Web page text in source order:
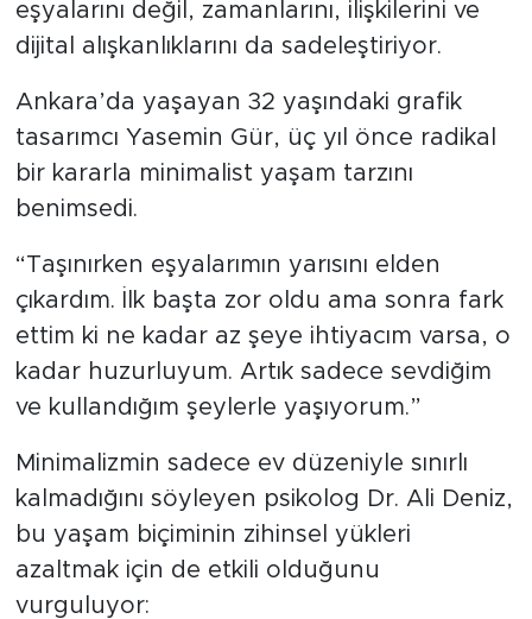
eşyalarını değil, zamanlarını, ilişkilerini ve
dijital alışkanlıklarını da sadeleştiriyor.
Ankara’da yaşayan 32 yaşındaki grafik
tasarımcı Yasemin Gür, üç yıl önce radikal
bir kararla minimalist yaşam tarzını
benimsedi.
“Taşınırken eşyalarımın yarısını elden
çıkardım. İlk başta zor oldu ama sonra fark
ettim ki ne kadar az şeye ihtiyacım varsa, o
kadar huzurluyum. Artık sadece sevdiğim
ve kullandığım şeylerle yaşıyorum.”
Minimalizmin sadece ev düzeniyle sınırlı
kalmadığını söyleyen psikolog Dr. Ali Deniz,
bu yaşam biçiminin zihinsel yükleri
azaltmak için de etkili olduğunu
vurguluyor: